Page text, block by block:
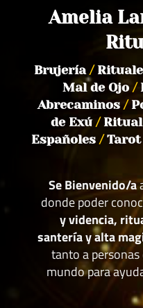
Amelia
Brujería /
Mal de Ojo /
Abrecaminos/
de Exú/Ritual
Españoles/Tarot
Se Bienvenido/a
donde poder
y videncia,
santería y alta
tanto a personas
mundo para